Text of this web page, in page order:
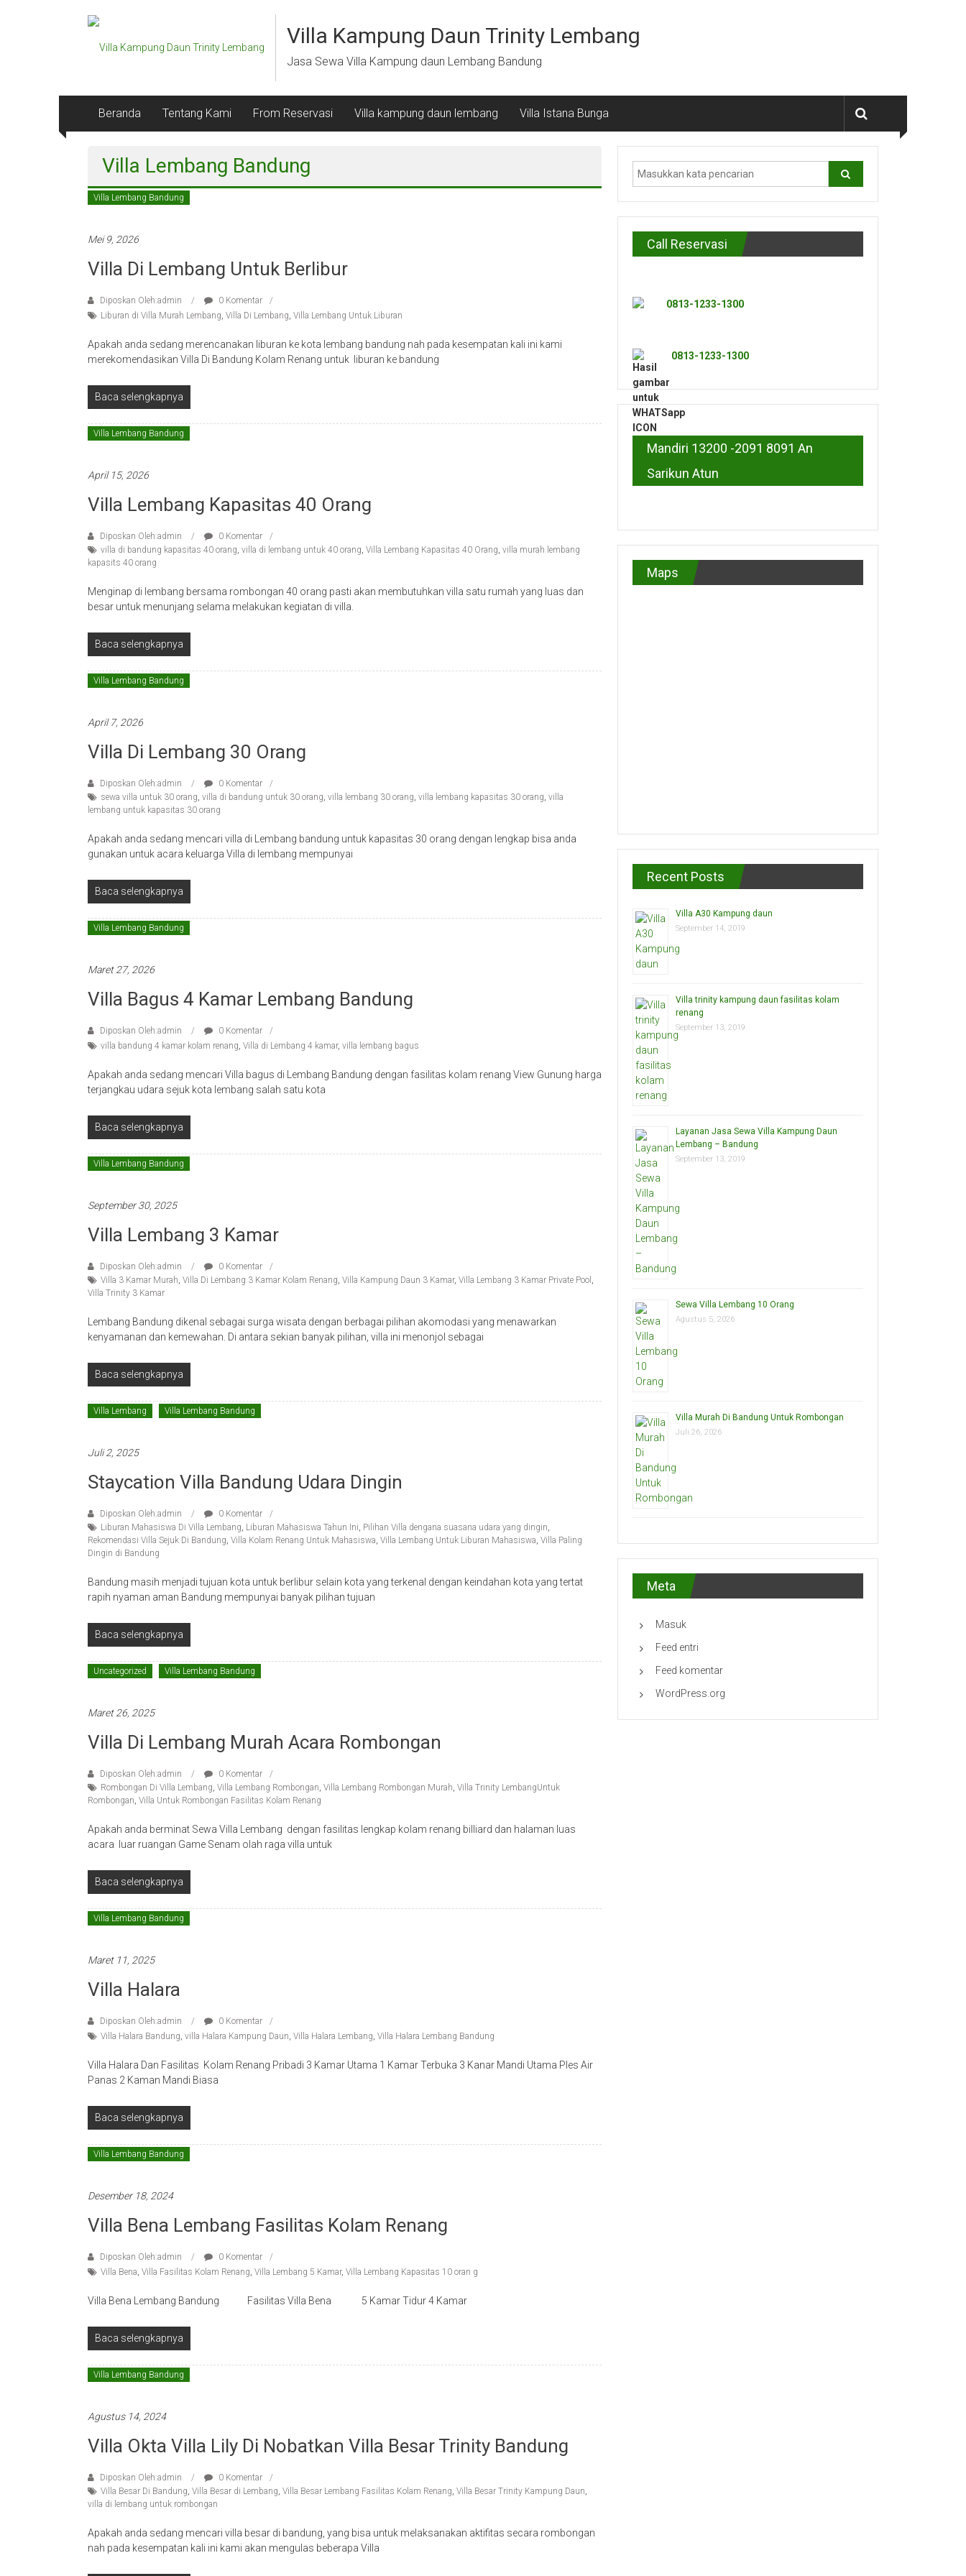
Villa Kampung Daun Trinity Lembang
Jasa Sewa Villa Kampung daun Lembang Bandung
Beranda Tentang Kami From Reservasi Villa kampung daun lembang Villa Istana Bunga
Villa Lembang Bandung
Villa Lembang Bandung
Mei 9, 2026
Villa Di Lembang Untuk Berlibur
Diposkan Oleh:admin
0 Komentar
Liburan di Villa Murah Lembang, Villa Di Lembang, Villa Lembang Untuk Liburan
Apakah anda sedang merencanakan liburan ke kota lembang bandung nah pada kesempatan kali ini kami
merekomendasikan Villa Di Bandung Kolam Renang untuk liburan ke bandung
Baca selengkapnya
Villa Lembang Bandung
April 15, 2026
Villa Lembang Kapasitas 40 Orang
Diposkan Oleh:admin
0 Komentar
villa di bandung kapasitas 40 orang, villa di lembang untuk 40 orang, Villa Lembang Kapasitas 40 Orang, villa murah lembang
kapasits 40 orang
Menginap di lembang bersama rombongan 40 orang pasti akan membutuhkan villa satu rumah yang luas dan
besar untuk menunjang selama melakukan kegiatan di villa.
Baca selengkapnya
Villa Lembang Bandung
April 7, 2026
Villa Di Lembang 30 Orang
Diposkan Oleh:admin
0 Komentar
sewa villa untuk 30 orang, villa di bandung untuk 30 orang, villa lembang 30 orang, villa lembang kapasitas 30 orang, villa
lembang untuk kapasitas 30 orang
Apakah anda sedang mencari villa di Lembang bandung untuk kapasitas 30 orang dengan lengkap bisa anda
gunakan untuk acara keluarga Villa di lembang mempunyai
Baca selengkapnya
Villa Lembang Bandung
Maret 27, 2026
Villa Bagus 4 Kamar Lembang Bandung
Diposkan Oleh:admin
0 Komentar
villa bandung 4 kamar kolam renang, Villa di Lembang 4 kamar, villa lembang bagus
Apakah anda sedang mencari Villa bagus di Lembang Bandung dengan fasilitas kolam renang View Gunung harga
terjangkau udara sejuk kota lembang salah satu kota
Baca selengkapnya
Villa Lembang Bandung
September 30, 2025
Villa Lembang 3 Kamar
Diposkan Oleh:admin
0 Komentar
Villa 3 Kamar Murah, Villa Di Lembang 3 Kamar Kolam Renang, Villa Kampung Daun 3 Kamar, Villa Lembang 3 Kamar Private Pool ,
Villa Trinity 3 Kamar
Lembang Bandung dikenal sebagai surga wisata dengan berbagai pilihan akomodasi yang menawarkan
kenyamanan dan kemewahan. Di antara sekian banyak pilihan, villa ini menonjol sebagai
Baca selengkapnya
Villa Lembang Villa Lembang Bandung
Juli 2, 2025
Staycation Villa Bandung Udara Dingin
Diposkan Oleh:admin
0 Komentar
Liburan Mahasiswa Di Villa Lembang, Liburan Mahasiswa Tahun Ini, Pilihan Villa dengana suasana udara yang dingin,
Rekomendasi Villa Sejuk Di Bandung, Villa Kolam Renang Untuk Mahasiswa, Villa Lembang Untuk Liburan Mahasiswa, Villa Paling
Dingin di Bandung
Bandung masih menjadi tujuan kota untuk berlibur selain kota yang terkenal dengan keindahan kota yang tertat
rapih nyaman aman Bandung mempunyai banyak pilihan tujuan
Baca selengkapnya
Uncategorized Villa Lembang Bandung
Maret 26, 2025
Villa Di Lembang Murah Acara Rombongan
Diposkan Oleh:admin
0 Komentar
Rombongan Di Villa Lembang, Villa Lembang Rombongan, Villa Lembang Rombongan Murah, Villa Trinity LembangUntuk
Rombongan, Villa Untuk Rombongan Fasilitas Kolam Renang
Apakah anda berminat Sewa Villa Lembang dengan fasilitas lengkap kolam renang billiard dan halaman luas
acara luar ruangan Game Senam olah raga villa untuk
Baca selengkapnya
Villa Lembang Bandung
Maret 11, 2025
Villa Halara
Diposkan Oleh:admin
0 Komentar
Villa Halara Bandung, villa Halara Kampung Daun, Villa Halara Lembang, Villa Halara Lembang Bandung
Villa Halara Dan Fasilitas Kolam Renang Pribadi 3 Kamar Utama 1 Kamar Terbuka 3 Kanar Mandi Utama Ples Air
Panas 2 Kaman Mandi Biasa
Baca selengkapnya
Villa Lembang Bandung
Desember 18, 2024
Villa Bena Lembang Fasilitas Kolam Renang
Diposkan Oleh:admin
0 Komentar
Villa Bena, Villa Fasilitas Kolam Renang, Villa Lembang 5 Kamar, Villa Lembang Kapasitas 10 oran g
Villa Bena Lembang Bandung Fasilitas Villa Bena 5 Kamar Tidur 4 Kamar
Baca selengkapnya
Villa Lembang Bandung
Agustus 14, 2024
Villa Okta Villa Lily Di Nobatkan Villa Besar Trinity Bandung
Diposkan Oleh:admin
0 Komentar
Villa Besar Di Bandung, Villa Besar di Lembang, Villa Besar Lembang Fasilitas Kolam Renang, Villa Besar Trinity Kampung Daun,
villa di lembang untuk rombongan
Apakah anda sedang mencari villa besar di bandung, yang bisa untuk melaksanakan aktifitas secara rombongan
nah pada kesempatan kali ini kami akan mengulas beberapa Villa
Call Reservasi
0813-1233-1300
0813-1233-1300
Mandiri 13200 -2091 8091 An
Sarikun Atun
Maps
Recent Posts
Villa A30 Kampung daun
September 14, 2019
Villa trinity kampung daun fasilitas kolam
renang
September 13, 2019
Layanan Jasa Sewa Villa Kampung Daun
Lembang – Bandung
September 13, 2019
Sewa Villa Lembang 10 Orang
Agustus 5, 2026
Villa Murah Di Bandung Untuk Rombongan
Juli 26, 2026
Meta
Masuk
Feed entri
Feed komentar
WordPress.org